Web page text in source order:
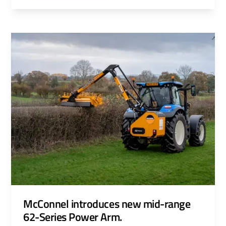
McConnel introduces new mid-range
62-Series Power Arm.